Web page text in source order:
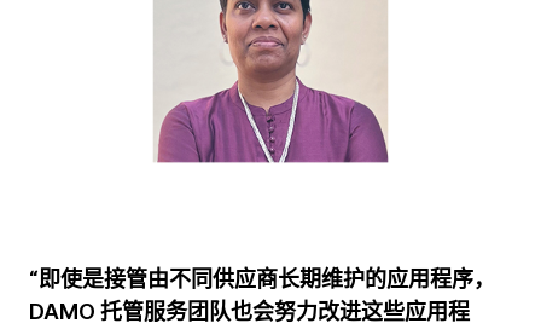
“即使是接管由不同供应商长期维护的应用程序，
DAMO 托管服务团队也会努力改进这些应用程